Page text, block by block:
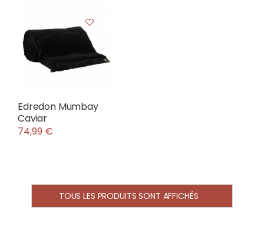
Edredon Mumbay
Caviar
74,99 €
TOUS LES PRODUITS SONT AFFICHÉS